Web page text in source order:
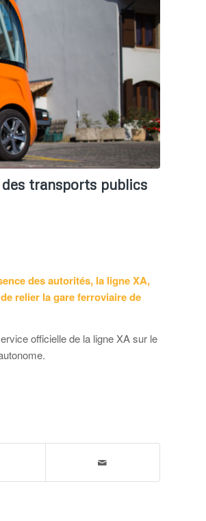
transports publics
des autorités, la ligne XA,
relier la gare ferroviaire de
officielle de la ligne XA sur le